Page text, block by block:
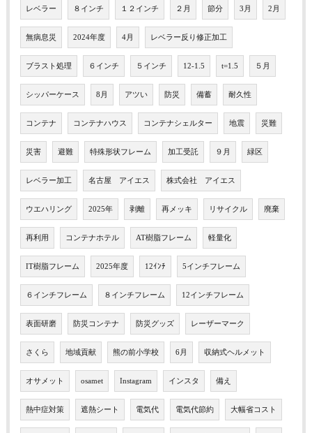
レベラー ８インチ １２インチ ２月 節分 3月 2月
無病息災 2024年度 4月 レベラー反り修正加工
ブラスト処理 ６インチ ５インチ 12-1.5 t=1.5 ５月
シッパーケース 8月 アツい 防災 備蓄 耐久性
コンテナ コンテナハウス コンテナシェルター 地震 災難
災害 避難 特殊形状フレーム 加工受託 ９月 緑区
レベラー加工 名古屋 アイエス 株式会社 アイエス
ウエハリング 2025年 剥離 再メッキ リサイクル 廃棄
再利用 コンテナホテル AT樹脂フレーム 軽量化
IT樹脂フレーム 2025年度 12ｲﾝﾁ 5インチフレーム
６インチフレーム ８インチフレーム 12インチフレーム
表面研磨 防災コンテナ 防災グッズ レーザーマーク
さくら 地域貢献 熊の前小学校 6月 収納式ヘルメット
オサメット osamet Instagram インスタ 備え
熱中症対策 遮熱シート 電気代 電気代節約 大幅省コスト